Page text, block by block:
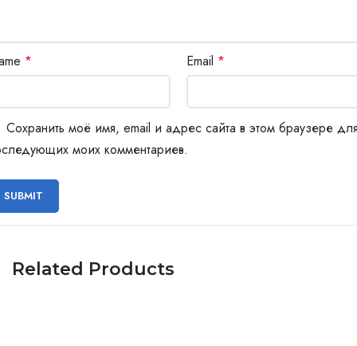
* Email *
Сохранить моё имя, email и адрес сайта в этом браузере
моих комментариев.
Related Products